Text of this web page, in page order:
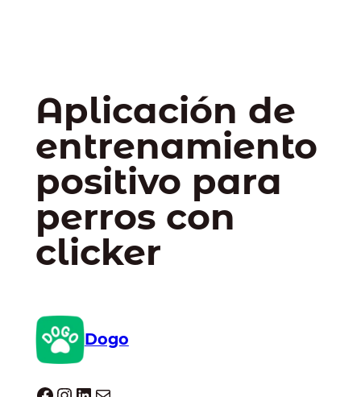
Aplicación de
entrenamiento
positivo para
perros con
clicker
Dogo